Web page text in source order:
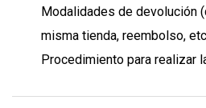
Modalidades de devolución
misma tienda, reembolso,
Procedimiento para realizar